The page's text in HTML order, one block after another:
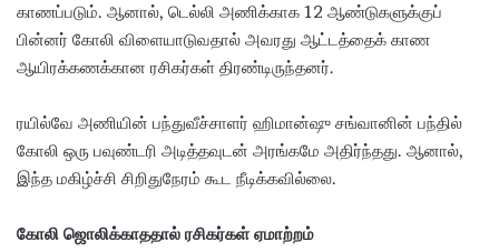
காணப்படும். ஆனால், டெல்லி அணிக்காக 12 ஆண்டுகளுக்குப்
பின்னர் கோலி விளையாடுவதால் அவரது ஆட்டத்தைக் காண
ஆயிரக்கணக்கான ரசிகர்கள் திரண்டிருந்தனர்.
ரயில்வே அணியின் பந்துவீச்சாளர் ஹிமான்ஷு சங்வானின் பந்தில்
கோலி ஒரு பவுண்டரி அடித்தவுடன் அரங்கமே அதிர்ந்தது. ஆனால்,
இந்த மகிழ்ச்சி சிறிதுநேரம் கூட நீடிக்கவில்லை.
கோலி ஜொலிக்காததால் ரசிகர்கள் ஏமாற்றம்